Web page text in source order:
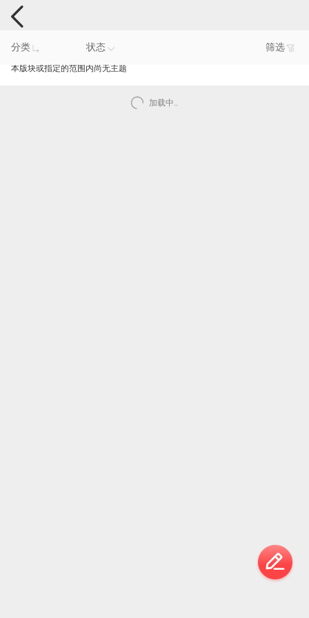
手机反馈
分类 状态 筛选
本版块或指定的范围内尚无主题
加载中..